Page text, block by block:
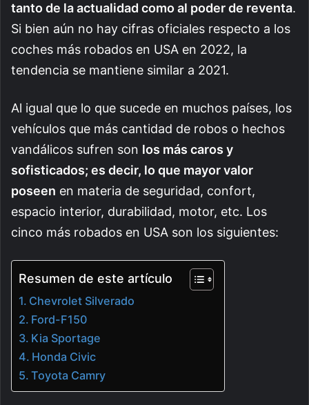
tanto de la actualidad como al poder de reventa.
Si bien aún no hay cifras oficiales respecto a los
coches más robados en USA en 2022, la
tendencia se mantiene similar a 2021.
Al igual que lo que sucede en muchos países, los
vehículos que más cantidad de robos o hechos
vandálicos sufren son los más caros y
sofisticados; es decir, lo que mayor valor
poseen en materia de seguridad, confort,
espacio interior, durabilidad, motor, etc. Los
cinco más robados en USA son los siguientes:
Resumen de este artículo
Chevrolet Silverado
Ford-F150
Kia Sportage
Honda Civic
Toyota Camry